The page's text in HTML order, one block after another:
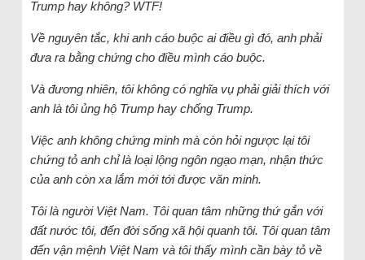
Trump hay không? WTF!
Về nguyên tắc, khi anh cáo buộc ai điều gì đó, anh phải
đưa ra bằng chứng cho điều mình cáo buộc.
Và đương nhiên, tôi không có nghĩa vụ phải giải thích với
anh là tôi ủng hộ Trump hay chống Trump.
Việc anh không chứng minh mà còn hỏi ngược lại tôi
chứng tỏ anh chỉ là loại lộng ngôn ngạo mạn, nhận thức
của anh còn xa lắm mới tới được văn minh.
Tôi là người Việt Nam. Tôi quan tâm những thứ gắn với
đất nước tôi, đến đời sống xã hội quanh tôi. Tôi quan tâm
đến vận mệnh Việt Nam và tôi thấy mình cần bày tỏ về